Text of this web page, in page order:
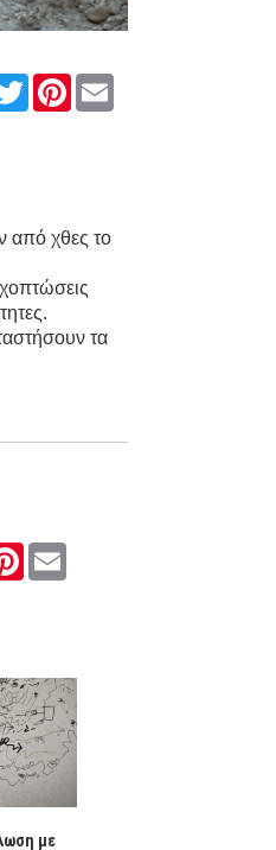
TwitterPinterest
από χθες το
τα
Pinterest
με